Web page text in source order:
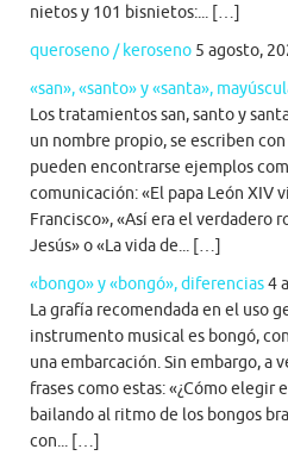
nietos y 101 bisnietos:... […]
queroseno / keroseno 5 agosto,
«san», «santo» y «santa»,
Los tratamientos san, santo y
un nombre propio, se escriben
pueden encontrarse ejemplos
comunicación: «El papa León XIV
Francisco», «Así era el verdadero
Jesús» o «La vida de... […]
«bongo» y «bongó», diferencias4
La grafía recomendada en el uso
instrumento musical es bongó,
una embarcación. Sin embargo, a
frases como estas: «¿Cómo elegir
bailando al ritmo de los bongos
con... […]